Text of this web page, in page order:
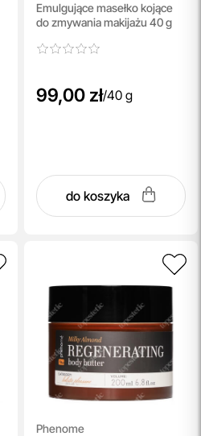
Emulgujące masełko kojące
do zmywania makijażu 40 g
99,00 zł/40 g
do koszyka
Phenome